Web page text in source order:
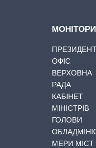
ПРЕЗИДЕНТ
ОФІС
ВЕРХОВНА
РАДА
КАБІНЕТ
МІНІСТРІВ
ГОЛОВИ
МЕРИ МІСТ